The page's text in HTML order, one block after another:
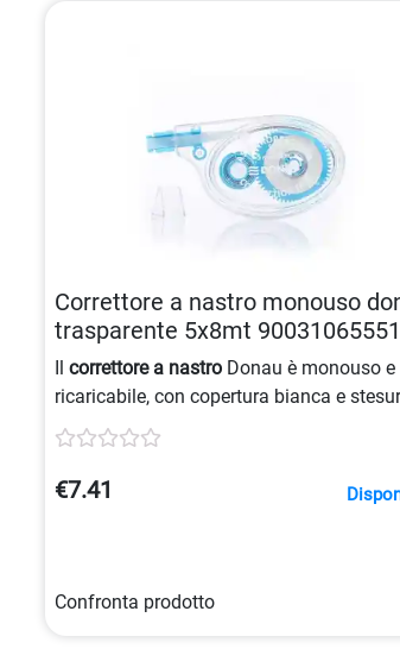
Correttore a nastro monouso
trasparente 5x8mt
Il correttore a nastro Donau è monouso e
ricaricabile, con copertura bianca e
laterale. La sua cassa
una buona visibilità del consumo. Il
una larghezza di
e una lunghezza
€7.41
Confronta prodotto